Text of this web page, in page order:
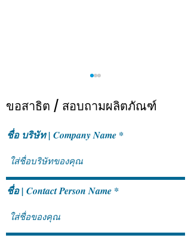
ACTRAN ได้รับรางวัลใหญ่
สองรางวัลจากงานประกาศ
Asia ประจำปี 2024
ขอสาธิต / สอบถามผลิตภัณฑ์
ชื่อ บริษัท | Company Name
ชื่อ | Contact Person Name